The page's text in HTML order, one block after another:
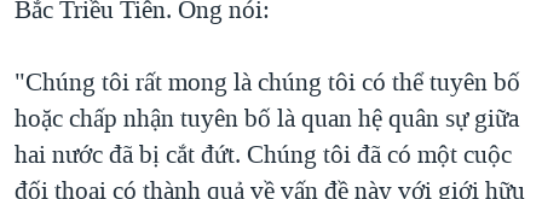
Bắc Triều Tiên. Ông nói:
"Chúng tôi rất mong là chúng tôi có thể tuyên bố
hoặc chấp nhận tuyên bố là quan hệ quân sự giữa
hai nước đã bị cắt đứt. Chúng tôi đã có một cuộc
đối thoại có thành quả về vấn đề này với giới hữu